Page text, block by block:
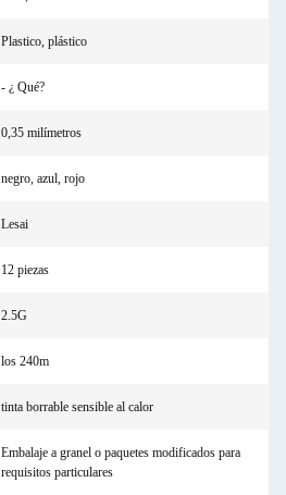
Plastico, plástico
- ¿ Qué?
0,35 milímetros
negro, azul, rojo
Lesai
12 piezas
2.5G
los 240m
tinta borrable sensible al calor
Embalaje a granel o paquetes modificados para
requisitos particulares